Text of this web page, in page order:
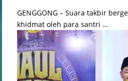
GENGGONG – Suara takbir
khidmat oleh para santri …